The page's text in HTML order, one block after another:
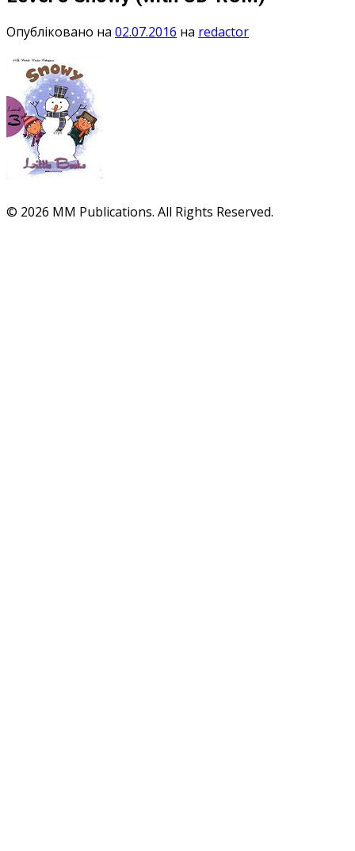
Опубліковано на 02.07.2016 на redactor
© 2026 MM Publications. All Rights Reserved.